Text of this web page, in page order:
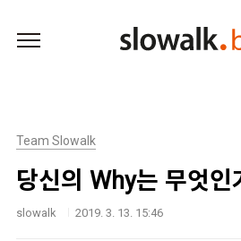
Team Slowalk
당신의 Why는 무엇인
slowalk 2019. 3. 13. 15:46